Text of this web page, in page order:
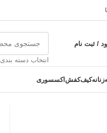
/ ثبت نام
انتخاب دسته بندی
زنانهکیفکفشاکسسوری